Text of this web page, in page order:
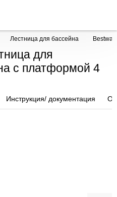
Лестница для бассейна
для
с платформой 4
Инструкция/ документация